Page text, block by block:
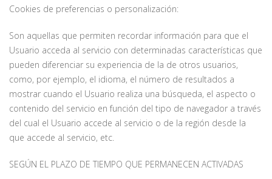
Cookies de preferencias o personalización:
Son aquellas que permiten recordar información para que el
Usuario acceda al servicio con determinadas características que
pueden diferenciar su experiencia de la de otros usuarios,
como, por ejemplo, el idioma, el número de resultados a
mostrar cuando el Usuario realiza una búsqueda, el aspecto o
contenido del servicio en función del tipo de navegador a través
del cual el Usuario accede al servicio o de la región desde la
que accede al servicio, etc.
SEGÚN EL PLAZO DE TIEMPO QUE PERMANECEN ACTIVADAS